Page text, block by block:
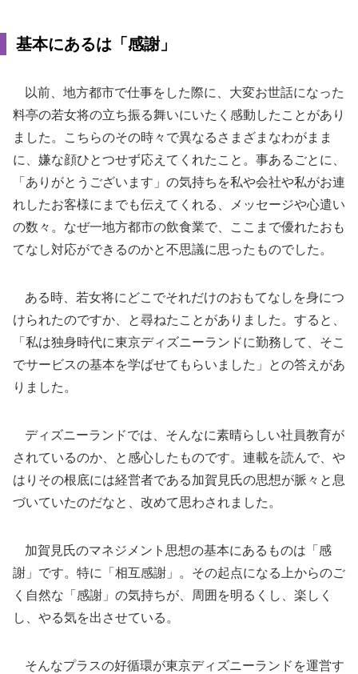
基本にあるは「感謝」
以前、地方都市で仕事をした際に、大変お世話になった
料亭の若女将の立ち振る舞いにいたく感動したことがあり
ました。こちらのその時々で異なるさまざまなわがまま
に、嫌な顔ひとつせず応えてくれたこと。事あるごとに、
「ありがとうございます」の気持ちを私や会社や私がお連
れしたお客様にまでも伝えてくれる、メッセージや心遣い
の数々。なぜ一地方都市の飲食業で、ここまで優れたおも
てなし対応ができるのかと不思議に思ったものでした。
ある時、若女将にどこでそれだけのおもてなしを身につ
けられたのですか、と尋ねたことがありました。すると、
「私は独身時代に東京ディズニーランドに勤務して、そこ
でサービスの基本を学ばせてもらいました」との答えがあ
りました。
ディズニーランドでは、そんなに素晴らしい社員教育が
されているのか、と感心したものです。連載を読んで、や
はりその根底には経営者である加賀見氏の思想が脈々と息
づいていたのだなと、改めて思わされました。
加賀見氏のマネジメント思想の基本にあるものは「感
謝」です。特に「相互感謝」。その起点になる上からのご
く自然な「感謝」の気持ちが、周囲を明るくし、楽しく
し、やる気を出させている。
そんなプラスの好循環が東京ディズニーランドを運営す